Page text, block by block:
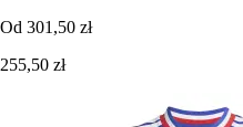
Od 301,50 zł
255,50 zł